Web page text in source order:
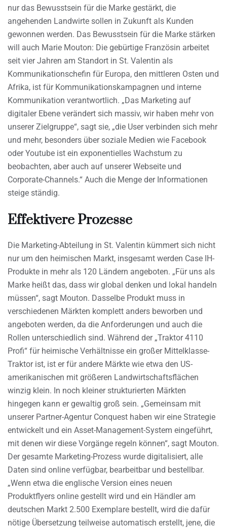
nur das Bewusstsein für die Marke gestärkt, die
angehenden Landwirte sollen in Zukunft als Kunden
gewonnen werden. Das Bewusstsein für die Marke stärken
will auch Marie Mouton: Die gebürtige Französin arbeitet
seit vier Jahren am Standort in St. Valentin als
Kommunikationschefin für Europa, den mittleren Osten und
Afrika, ist für Kommunikationskampagnen und interne
Kommunikation verantwortlich. „Das Marketing auf
digitaler Ebene verändert sich massiv, wir haben mehr von
unserer Zielgruppe“, sagt sie, „die User verbinden sich mehr
und mehr, besonders über soziale Medien wie Facebook
oder Youtube ist ein exponentielles Wachstum zu
beobachten, aber auch auf unserer Webseite und
Corporate-Channels.“ Auch die Menge der Informationen
steige ständig.
Effektivere Prozesse
Die Marketing-Abteilung in St. Valentin kümmert sich nicht
nur um den heimischen Markt, insgesamt werden Case IH-
Produkte in mehr als 120 Ländern angeboten. „Für uns als
Marke heißt das, dass wir global denken und lokal handeln
müssen“, sagt Mouton. Dasselbe Produkt muss in
verschiedenen Märkten komplett anders beworben und
angeboten werden, da die Anforderungen und auch die
Rollen unterschiedlich sind. Während der „Traktor 4110
Profi“ für heimische Verhältnisse ein großer Mittelklasse-
Traktor ist, ist er für andere Märkte wie etwa den US-
amerikanischen mit größeren Landwirtschaftsflächen
winzig klein. In noch kleiner strukturierten Märkten
hingegen kann er gewaltig groß sein. „Gemeinsam mit
unserer Partner-Agentur Conquest haben wir eine Strategie
entwickelt und ein Asset-Management-System eingeführt,
mit denen wir diese Vorgänge regeln können“, sagt Mouton.
Der gesamte Marketing-Prozess wurde digitalisiert, alle
Daten sind online verfügbar, bearbeitbar und bestellbar.
„Wenn etwa die englische Version eines neuen
Produktflyers online gestellt wird und ein Händler am
deutschen Markt 2.500 Exemplare bestellt, wird die dafür
nötige Übersetzung teilweise automatisch erstellt, jene, die